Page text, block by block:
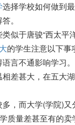
选择学校如何做到
。
于唐骏“西太平
的学生注意以下事
言不通影响学习。
甚大，在五大
而大学(学院)又
质量差甚至有的卖